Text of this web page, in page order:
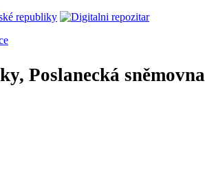
Poslanecká sněmovna